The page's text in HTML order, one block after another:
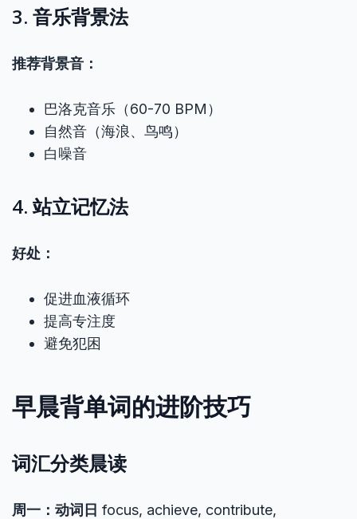
3. 音乐背景法
推荐背景音：
巴洛克音乐（60-70 BPM）
自然音（海浪、鸟鸣）
白噪音
4. 站立记忆法
好处：
促进血液循环
提高专注度
避免犯困
早晨背单词的进阶技巧
词汇分类晨读
周一：动词日 focus, achieve, contribute,